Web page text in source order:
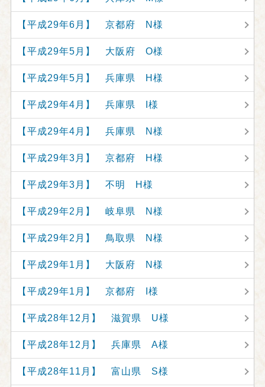
【平成29年6月】 京都府 N様
【平成29年5月】 大阪府 O様
【平成29年5月】 兵庫県 H様
【平成29年4月】 兵庫県 I様
【平成29年4月】 兵庫県 N様
【平成29年3月】 京都府 H様
【平成29年3月】 不明 H様
【平成29年2月】 岐阜県 N様
【平成29年2月】 鳥取県 N様
【平成29年1月】 大阪府 N様
【平成29年1月】 京都府 I様
【平成28年12月】 滋賀県 U様
【平成28年12月】 兵庫県 A様
【平成28年11月】 富山県 S様